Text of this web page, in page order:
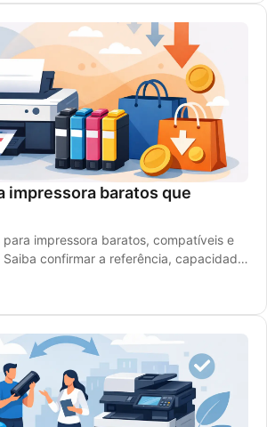
impressora baratos que
impressora baratos, compatíveis e
confirmar a referência, capacidade